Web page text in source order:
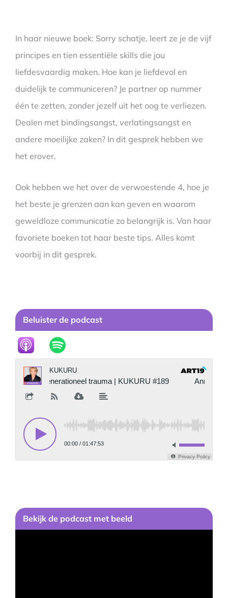
In haar nieuwe boek: Sorry schatje, leert ze je de vijf
principes en tien essentiële skills die jou
liefdesvaardig maken. Hoe kan je liefdevol en
duidelijk te communiceren? Je partner op nummer
één te zetten, zonder jezelf uit het oog te verliezen.
Dealen met bindingsangst, verlatingsangst en
andere moeilijke zaken? In dit gesprek hebben we
het erover.
Ook hebben we het over de verwoestende 4, hoe je
het beste je grenzen aan kan geven en waarom
geweldloze communicatie zo belangrijk is. Van haar
favoriete boeken tot haar beste tips. Alles komt
voorbij in dit gesprek.
Beluister de podcast
Bekijk de podcast met beeld